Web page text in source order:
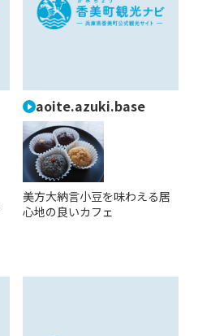
aoite.azuki.base
美方大納言小豆を味わえる居
心地の良いカフェ